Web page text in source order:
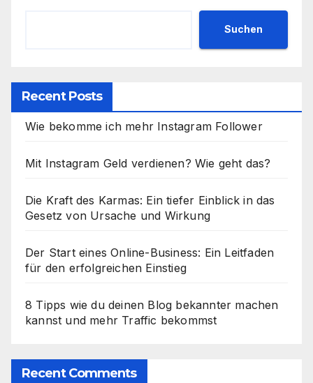
Suchen
Recent Posts
Wie bekomme ich mehr Instagram Follower
Mit Instagram Geld verdienen? Wie geht das?
Die Kraft des Karmas: Ein tiefer Einblick in das
Gesetz von Ursache und Wirkung
Der Start eines Online-Business: Ein Leitfaden
für den erfolgreichen Einstieg
8 Tipps wie du deinen Blog bekannter machen
kannst und mehr Traffic bekommst
Recent Comments